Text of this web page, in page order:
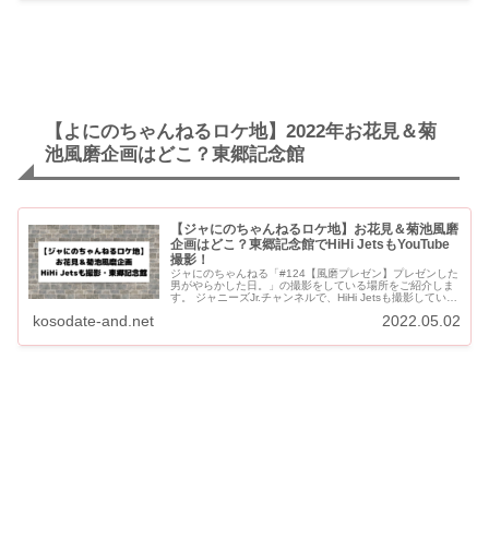
【よにのちゃんねるロケ地】2022年お花見＆菊
池風磨企画はどこ？東郷記念館
【ジャにのちゃんねるロケ地】お花見＆菊池風磨
企画はどこ？東郷記念館でHiHi JetsもYouTube
撮影！
ジャにのちゃんねる「#124【風磨プレゼン】プレゼンした
男がやらかした日。」の撮影をしている場所をご紹介しま
す。 ジャニーズJr.チャンネルで、HiHi Jetsも撮影していた
kosodate-and.net 2022.05.02